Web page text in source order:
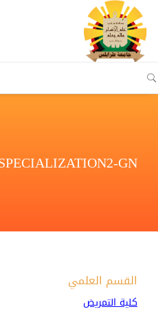
GN
القسم العلمي
كلية التمريض